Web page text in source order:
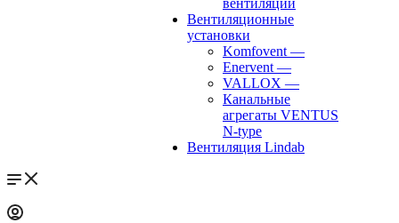
вентиляции
Вентиляционные
установки
Komfovent —
Enervent —
VALLOX —
Канальные
агрегаты VENTUS
N-type
Вентиляция Lindab